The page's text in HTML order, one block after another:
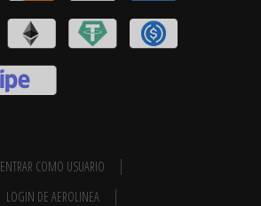
ENTRAR COMO USUARIO
LOGIN DE AEROLINEA